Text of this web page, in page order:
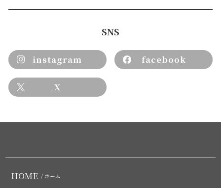
SNS
instagram facebook
X
HOME / ホーム